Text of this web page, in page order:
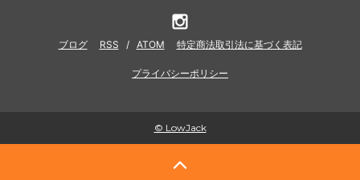
ブログ RSS / ATOM 特定商法取引法に基づく表記
プライバシーポリシー
© LowJack